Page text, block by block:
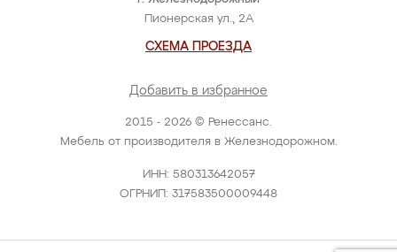
2015 - 2026 © Ренессанс.
Мебель от производителя в Железнодорожном.
ИНН: 580313642057
ОГРНИП: 317583500009448
Пионерская ул., 2А
СХЕМА ПРОЕЗДА
Добавить в избранное